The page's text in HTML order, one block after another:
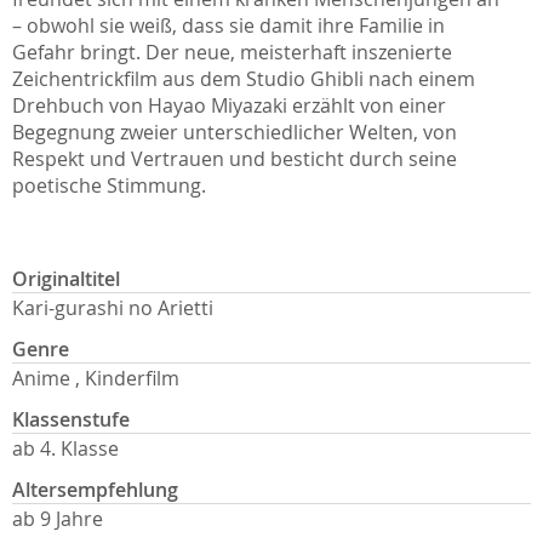
– obwohl sie weiß, dass sie damit ihre Familie in
Gefahr bringt. Der neue, meisterhaft inszenierte
Zeichentrickfilm aus dem Studio Ghibli nach einem
Drehbuch von Hayao Miyazaki erzählt von einer
Begegnung zweier unterschiedlicher Welten, von
Respekt und Vertrauen und besticht durch seine
poetische Stimmung.
Originaltitel
Kari-gurashi no Arietti
Genre
Anime , Kinderfilm
Klassenstufe
ab 4. Klasse
Altersempfehlung
ab 9 Jahre